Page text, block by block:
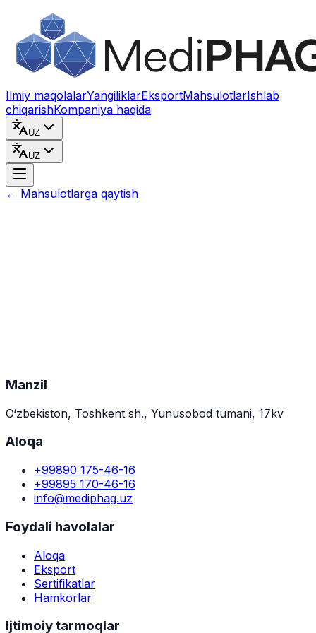
Kontentga o‘tish
Ilmiy maqolalarYangiliklarEksportMahsulotlarIshlab
chiqarishKompaniya haqida
UZ
UZ
← Mahsulotlarga qaytish
Manzil
O‘zbekiston, Toshkent sh., Yunusobod tumani, 17kv
Aloqa
+99890 175-46-16
+99895 170-46-16
info@mediphag.uz
Foydali havolalar
Aloqa
Eksport
Sertifikatlar
Hamkorlar
Ijtimoiy tarmoqlar